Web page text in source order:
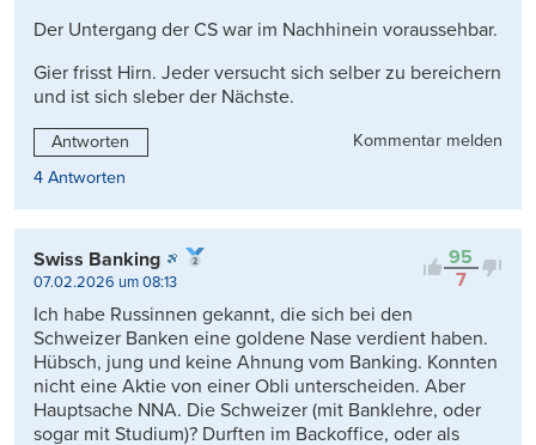
Der Untergang der CS war im Nachhinein voraussehbar.
Gier frisst Hirn. Jeder versucht sich selber zu bereichern
und ist sich sleber der Nächste.
Antworten
Kommentar melden
4 Antworten
95
7
Swiss Banking
07.02.2026 um 08:13
Ich habe Russinnen gekannt, die sich bei den
Schweizer Banken eine goldene Nase verdient haben.
Hübsch, jung und keine Ahnung vom Banking. Konnten
nicht eine Aktie von einer Obli unterscheiden. Aber
Hauptsache NNA. Die Schweizer (mit Banklehre, oder
sogar mit Studium)? Durften im Backoffice, oder als